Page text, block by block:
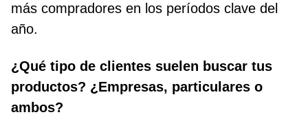
más compradores en los períodos clave del
año.
¿Qué tipo de clientes suelen buscar tus
productos? ¿Empresas, particulares o
ambos?